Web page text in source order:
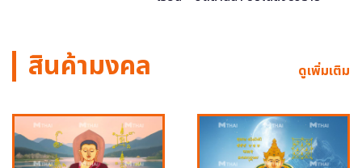
สินค้ามงคล ดูเพิ่มเติม